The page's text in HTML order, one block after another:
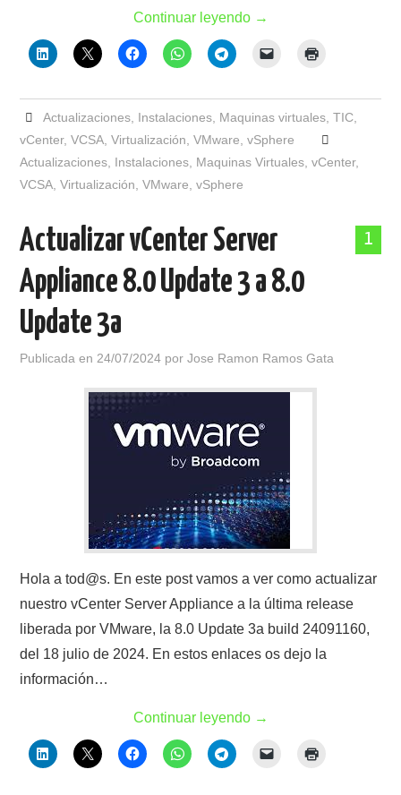
Continuar leyendo →
Actualizaciones, Instalaciones, Maquinas virtuales, TIC,
vCenter,VCSA ,Virtualización ,VMware ,vSphere
Actualizaciones Instalaciones Maquinas Virtuales ,vCenter,
VCSA ,Virtualización ,VMware ,vSphere
1
Actualizar vCenter Server
Appliance 8.0 Update 3 a 8.0
Update 3a
Publicada en 24/07/2024 porJose Ramon Ramos Gata
Hola a tod@s. En este post vamos a ver como actualizar
nuestro vCenter Server Appliance a la última release
liberada por VMware, la 8.0 Update 3a build 24091160,
del 18 julio de 2024. En estos enlaces os dejo la
información…
Continuar leyendo →